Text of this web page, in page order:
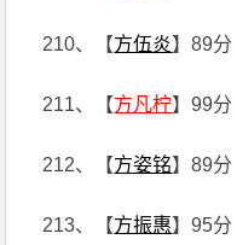
210、【方伍炎】89分
211、【方凡柠】99分
212、【方姿铭】89分
213、【方振惠】95分